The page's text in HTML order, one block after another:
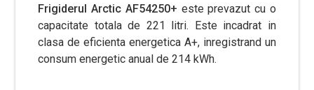
Frigiderul Arctic AF54250+ este prevazut cu o
capacitate totala de 221 litri. Este incadrat in
clasa de eficienta energetica A+, inregistrand un
consum energetic anual de 214 kWh.